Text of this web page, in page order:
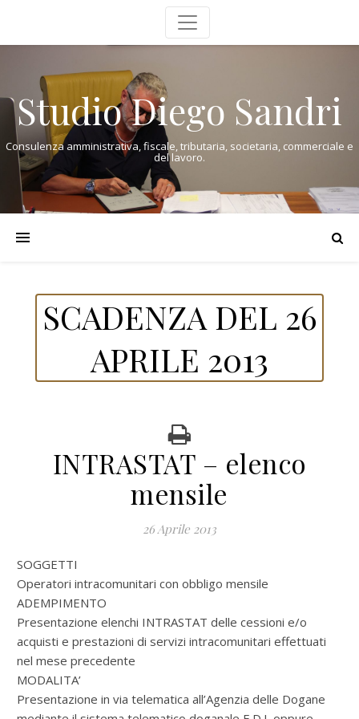
Studio Diego Sandri
Consulenza amministrativa, fiscale, tributaria, societaria, commerciale e
del lavoro.
SCADENZA DEL 26
APRILE 2013
INTRASTAT – elenco
mensile
26 Aprile 2013
SOGGETTI
Operatori intracomunitari con obbligo mensile
ADEMPIMENTO
Presentazione elenchi INTRASTAT delle cessioni e/o
acquisti e prestazioni di servizi intracomunitari effettuati
nel mese precedente
MODALITA’
Presentazione in via telematica all’Agenzia delle Dogane